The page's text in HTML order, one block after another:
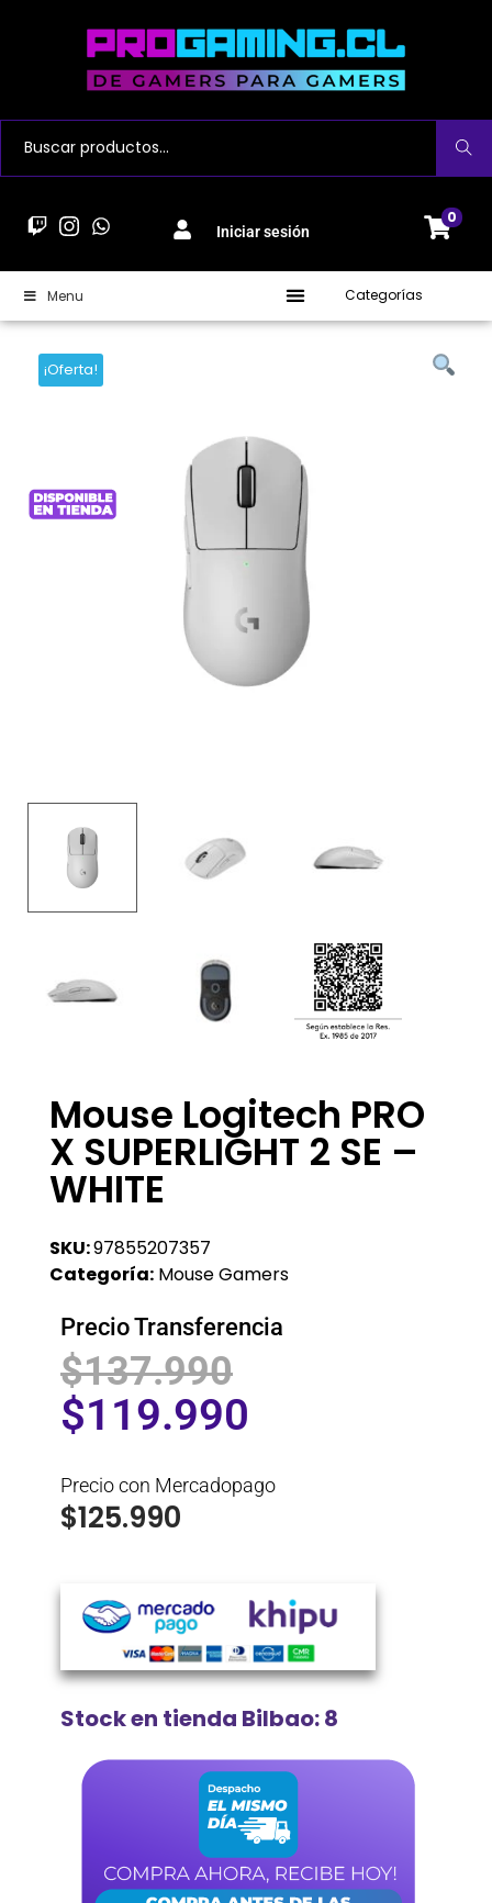
Buscar
Iniciar sesión
0
Menu Categorías
¡Oferta!
Mouse Logitech PRO
X SUPERLIGHT 2 SE –
WHITE
SKU:97855207357
Categoría: Mouse Gamers
Precio Transferencia
$137.990
$119.990
Precio con Mercadopago
$125.990
Stock en tienda Bilbao: 8